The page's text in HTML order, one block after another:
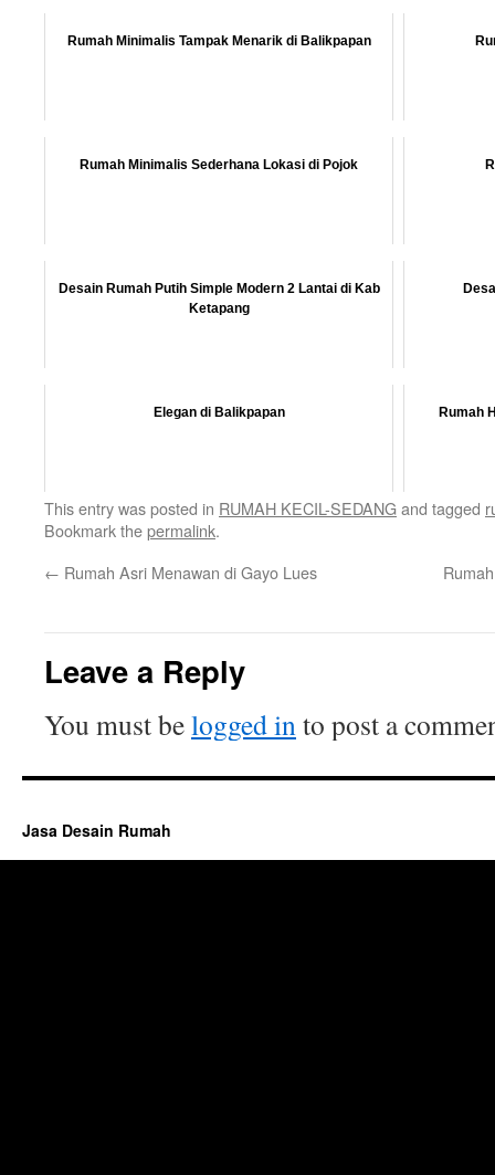
Rumah Minimalis Tampak Menarik di Balikpapan
Rumah Minimalis Sederhana Lokasi di Pojok
Desain Rumah Putih Simple Modern 2 Lantai di Kab
Ketapang
Elegan di Balikpapan Rumah
This entry was posted in RUMAH KECIL-SEDANGand tagged
Bookmark thepermalink.
← Rumah Asri Menawan di Gayo Lues
Leave a Reply
You must belogged into post a
Jasa Desain Rumah